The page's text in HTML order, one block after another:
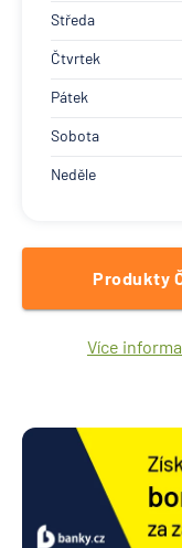
Středa
Čtvrtek
Pátek
Sobota
Neděle
Produkty
Více